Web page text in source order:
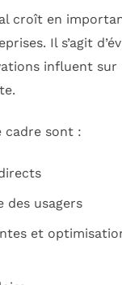
croît en
Il s’agit
influent sur
cadre sont :
des usagers
et